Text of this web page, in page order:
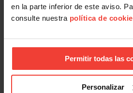
en la parte inferior de este aviso.
consulte nuestra política de
Permitir todas las
Personalizar